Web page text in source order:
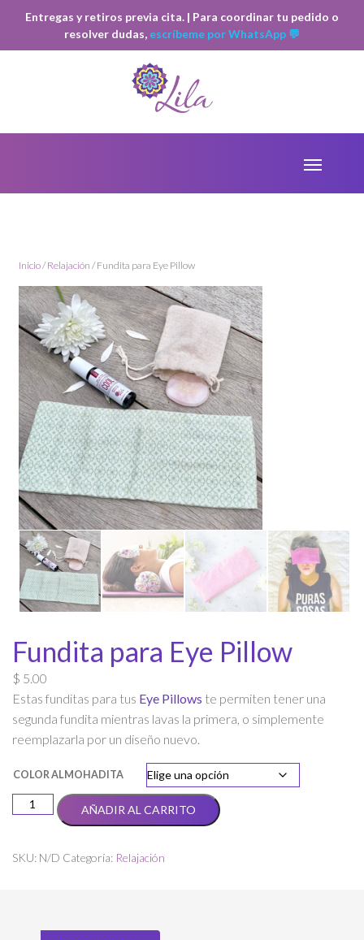
Entregas y retiros previa cita. | Para coordinar tu pedido o
resolver dudas, escríbeme por WhatsApp 💬
Inicio/Relajación / Fundita para Eye Pillow
Fundita para Eye Pillow
$ 5.00
Estas funditas para tus Eye Pillows te permiten tener una
segunda fundita mientras lavas la primera, o simplemente
reemplazarla por un diseño nuevo.
COLOR ALMOHADITA
Fundita
para
Pillow
AÑADIR AL CARRITO
SKU: N/D Categoría: Relajación